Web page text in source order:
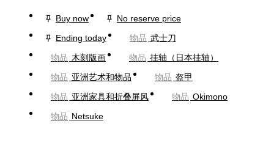
Buy now
No reserve price
Ending today
物品 武士刀
物品 木刻版画 物品 挂轴（日本挂轴）
物品 亚洲艺术和物品 物品 盔甲
物品 亚洲家具和折叠屏风 物品 Okimono
物品 Netsuke